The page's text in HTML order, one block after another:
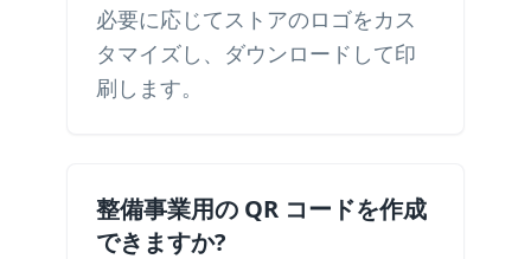
必要に応じてストアのロゴをカス
タマイズし、ダウンロードして印
刷します。
整備事業用の QR コードを作成
できますか?